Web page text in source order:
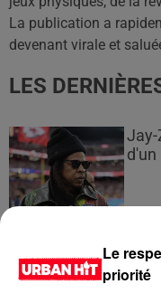
La publication a
devenant virale et
LES
Jay-
Le
priorité